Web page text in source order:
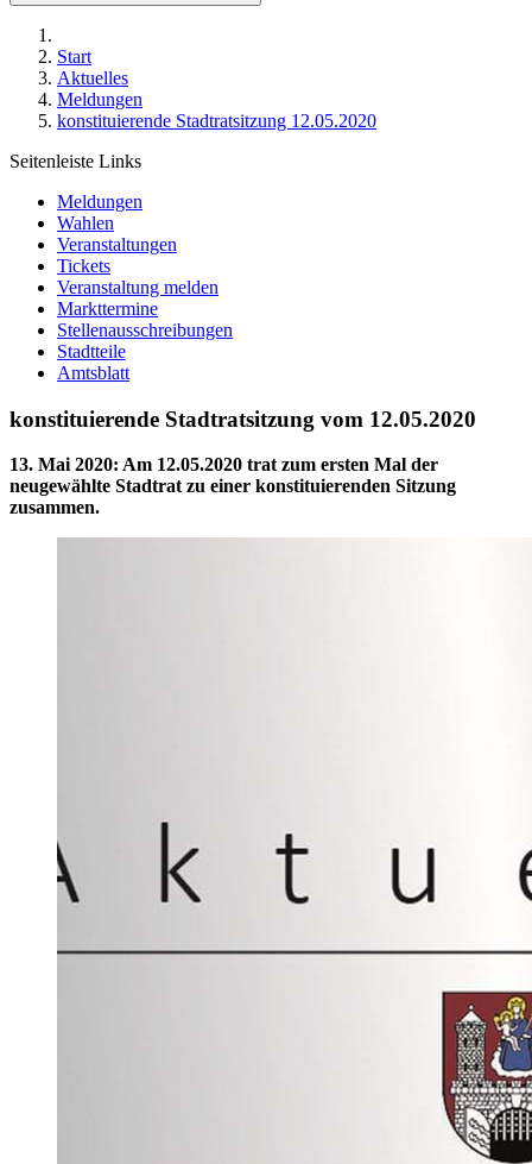
Start
Aktuelles
Meldungen
konstituierende Stadtratsitzung 12.05.2020
Seitenleiste Links
Meldungen
Wahlen
Veranstaltungen
Tickets
Veranstaltung melden
Markttermine
Stellenausschreibungen
Stadtteile
Amtsblatt
konstituierende Stadtratsitzung vom 12.05.2020
13. Mai 2020: Am 12.05.2020 trat zum ersten Mal der
neugewählte Stadtrat zu einer konstituierenden Sitzung
zusammen.